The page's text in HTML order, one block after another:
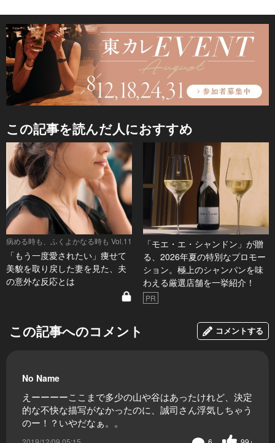
この記事を読んだ人におすすめ
病める時も、ふくよかなる時も Vol.11
「もう一度愛されたい」痩せて
美貌を取り戻した妻を見た、夫
の意外な反応とは
「モエ・エ・シャンドン」が贈
る、2026年夏の特別なプロモー
ション。極上のシャンパンを味
わえる厳選店舗を一挙紹介！
PR
この記事へのコメント コメントする
No Name
えーーーーここまで多少の山や谷はあったけれど、決定
的な不快な描写がなかったのに、誠司さん浮気しちゃう
のー！？いやだなぁ。。